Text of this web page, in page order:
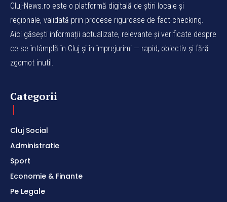
Cluj-News.ro este o platformă digitală de știri locale și
regionale, validată prin procese riguroase de fact-checking.
Aici găsești informații actualizate, relevante și verificate despre
ce se întâmplă în Cluj și în împrejurimi — rapid, obiectiv și fără
zgomot inutil.
Categorii
Cluj Social
Administratie
Sport
Economie & Finante
Pe Legale